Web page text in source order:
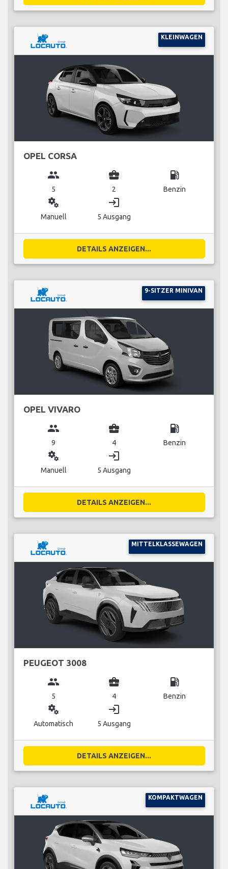
KLEINWAGEN
OPEL CORSA
group
5
business_center
2
local_gas_station
Benzin
miscellaneous_services
Manuell
login
5 Ausgang
DETAILS ANZEIGEN...
9-SITZER MINIVAN
OPEL VIVARO
group
9
business_center
4
local_gas_station
Benzin
miscellaneous_services
Manuell
login
5 Ausgang
DETAILS ANZEIGEN...
MITTELKLASSEWAGEN
PEUGEOT 3008
group
5
business_center
4
local_gas_station
Benzin
miscellaneous_services
Automatisch
login
5 Ausgang
DETAILS ANZEIGEN...
KOMPAKTWAGEN